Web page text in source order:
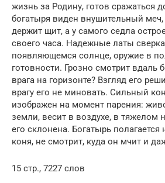
жизнь за Родину, готов сражаться
богатыря виден внушительный меч,
держит щит, а у самого седла
своего часа. Надежные латы
появляющемся солнце, оружие в
готовности. Грозно смотрит вдаль
врага на горизонте? Взгляд его
врагу его не миновать. Сильный
изображен на момент парения:
земли, весит в воздухе, в тяжелом
его склонена. Богатырь полагается
коня, не смотрит, куда он мчит и
15 стр., 7227 слов